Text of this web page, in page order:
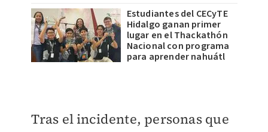
Estudiantes del CECyTE
Hidalgo ganan primer
lugar en el Thackathón
Nacional con programa
para aprender nahuátl
Tras el incidente, personas que